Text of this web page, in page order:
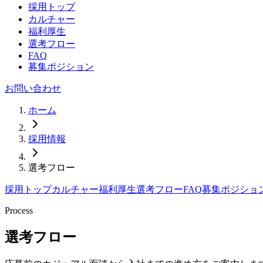
採用トップ
カルチャー
福利厚生
選考フロー
FAQ
募集ポジション
お問い合わせ
ホーム
採用情報
選考フロー
採用トップカルチャー福利厚生選考フローFAQ募集ポジショ
Process
選考フロー